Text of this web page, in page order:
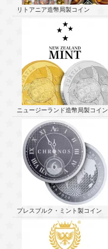
リトアニア造幣局製コイン
ニュージーランド造幣局製コイン
プレスブルク・ミント製コイン